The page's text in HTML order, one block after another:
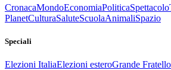
CronacaMondoEconomiaPoliticaSpettacolo
PlanetCulturaSaluteScuolaAnimaliSpazio
Speciali
Elezioni ItaliaElezioni esteroGrande Fratello